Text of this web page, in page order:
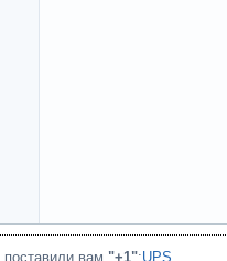
вам "+1":UPS